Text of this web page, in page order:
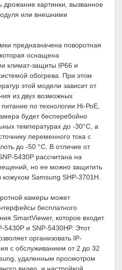
дрожание картинки, вызванное
или внешними
предназначена поворотная
оснащена
климат-защиты IP66 и
обогрева. При этом
этой модели зависит от
из двух возможных
по технологии Hi-РоЕ,
будет бесперебойно
температурах до -30°С, а
переменного тока с
до -50 °С. В отличие от
5430P рассчитана на
но ее можно защитить
кожухом Samsung SHP-3701H.
камеры может
бесплатного
SmartViewer, которое входит
5430P и SNР-5430НP. Этот
организовать IP-
с обслуживанием от 2 до 32
удаленным просмотром